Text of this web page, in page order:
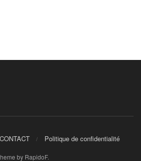
CONTACT Politique de confidentialité
by RapidoF.